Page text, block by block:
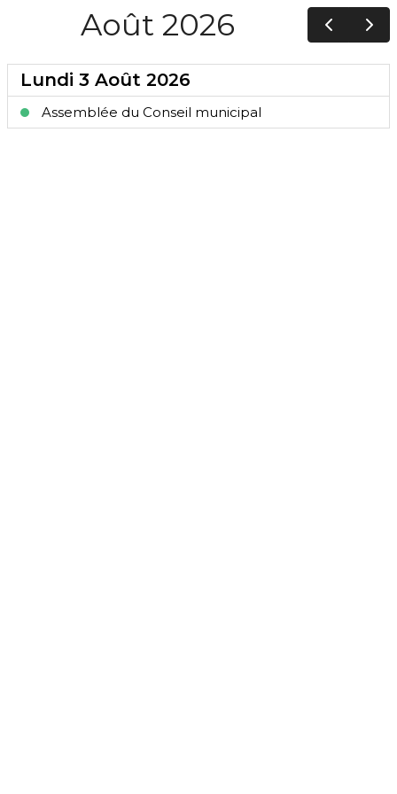
Août 2026
Lundi 3 Août 2026
Assemblée du Conseil municipal